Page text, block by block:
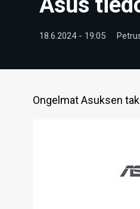
18.6.2024 - 19:05
Ongelmat Asuksen